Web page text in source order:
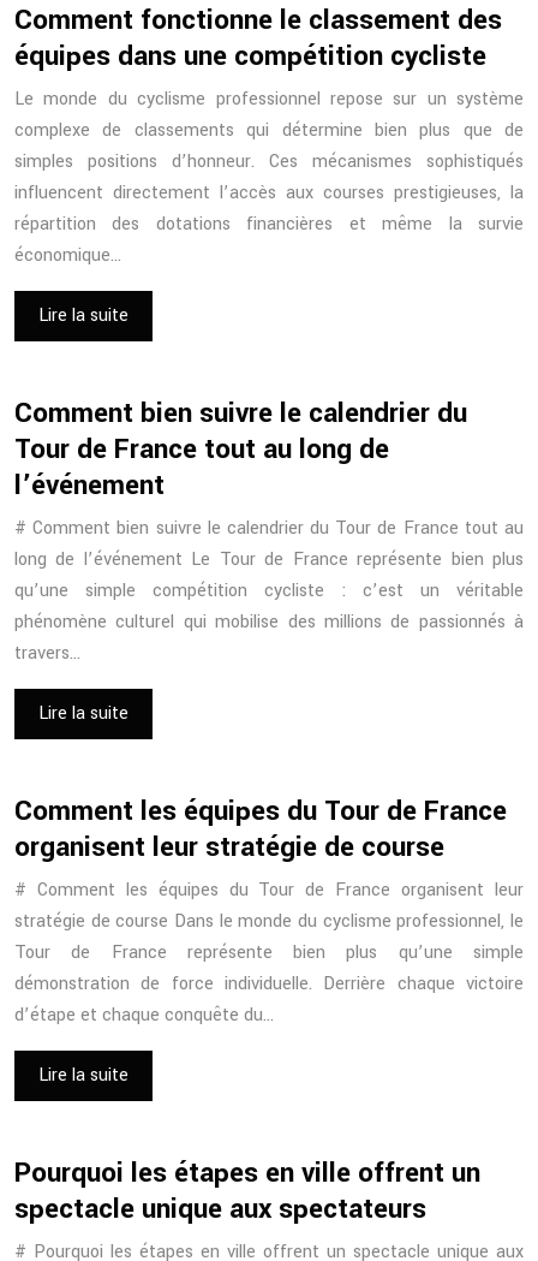
Comment fonctionne le classement des
équipes dans une compétition cycliste
Le monde du cyclisme professionnel repose sur un système
complexe de classements qui détermine bien plus que de
simples positions d’honneur. Ces mécanismes sophistiqués
influencent directement l’accès aux courses prestigieuses, la
répartition des dotations financières et même la survie
économique…
Lire la suite
Comment bien suivre le calendrier du
Tour de France tout au long de
l’événement
# Comment bien suivre le calendrier du Tour de France tout au
long de l’événement Le Tour de France représente bien plus
qu’une simple compétition cycliste : c’est un véritable
phénomène culturel qui mobilise des millions de passionnés à
travers…
Lire la suite
Comment les équipes du Tour de France
organisent leur stratégie de course
# Comment les équipes du Tour de France organisent leur
stratégie de course Dans le monde du cyclisme professionnel, le
Tour de France représente bien plus qu’une simple
démonstration de force individuelle. Derrière chaque victoire
d’étape et chaque conquête du…
Lire la suite
Pourquoi les étapes en ville offrent un
spectacle unique aux spectateurs
# Pourquoi les étapes en ville offrent un spectacle unique aux